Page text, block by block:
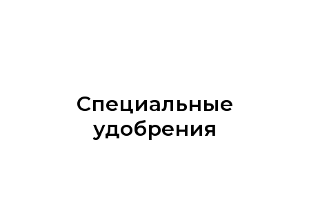
Специальные
удобрения